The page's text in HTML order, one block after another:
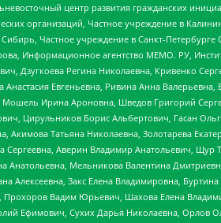
центр развития гражданских
организаций, Частное учреждение в
Частное учреждение в Санкт-
Информационное агентство МЕМО. РУ,
Дзугкоева Регина Николаевна,
Евгеньевна, Ривина Анна
Ирина Ароновна, Шведов Григорий
Цирульников Борис Альбертович, Гасан
Акимова Татьяна Николаевна, Золотарева
Сергеевна, Аверин Владимир Анатольевич,
Мельникова Валентина
Алексеевна, Закс Елена Владимировна,
Вадим Юрьевич, Шахова Елена
Ефимович, Сухих Дарья Николаевна, Орлов